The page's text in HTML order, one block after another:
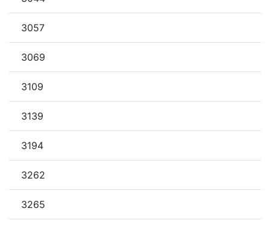
3057
3069
3109
3139
3194
3262
3265